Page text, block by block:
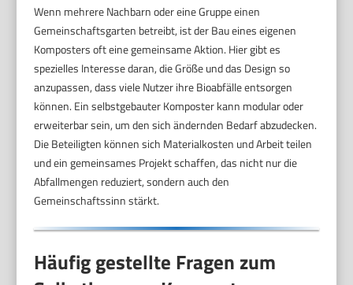
Wenn mehrere Nachbarn oder eine Gruppe einen
Gemeinschaftsgarten betreibt, ist der Bau eines eigenen
Komposters oft eine gemeinsame Aktion. Hier gibt es
spezielles Interesse daran, die Größe und das Design so
anzupassen, dass viele Nutzer ihre Bioabfälle entsorgen
können. Ein selbstgebauter Komposter kann modular oder
erweiterbar sein, um den sich ändernden Bedarf abzudecken.
Die Beteiligten können sich Materialkosten und Arbeit teilen
und ein gemeinsames Projekt schaffen, das nicht nur die
Abfallmengen reduziert, sondern auch den
Gemeinschaftssinn stärkt.
Häufig gestellte Fragen zum